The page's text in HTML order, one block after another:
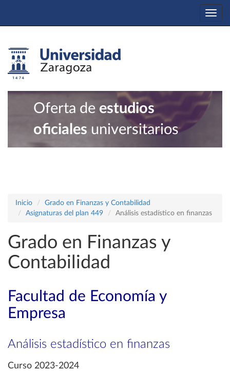
Oferta de estudios
oficiales universitarios
Inicio
Grado en Finanzas y Contabilidad
Asignaturas del plan 449
Análisis estadístico en finanzas
Grado en Finanzas y
Contabilidad
Facultad de Economía y
Empresa
Análisis estadístico en finanzas
Curso 2023-2024